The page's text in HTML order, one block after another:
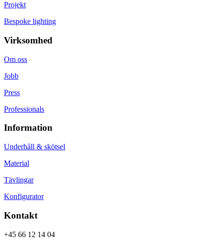
Projekt
Bespoke lighting
Virksomhed
Om oss
Jobb
Press
Professionals
Information
Underhåll & skötsel
Material
Tävlingar
Konfigurator
Kontakt
+45 66 12 14 04